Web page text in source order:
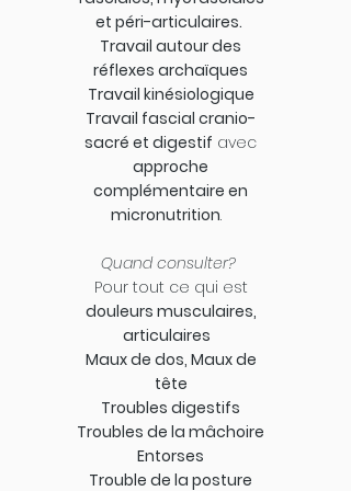
de vue santé, pouvoir solutionner
toutes ces douleurs qui t’ont toujours
pourries la vie.
Imagine toi simplement être toi
même.
Grâce à mon Accompagnement
Coaching Holistique je t’aide à devenir
cette personne.
​Qu'est ce que l'accompagnement? ​
1 Suivi personnalisé de 3 mois,
1er rdv Bilan
1 rendez-vous hebdomadaire
1 Groupe privé de discussion 7j/7
et péri-articulaires.
Travail autour des
réflexes archaïques
Travail kinésiologique
Travail fascial cranio-
sacré et digestif avec
approche
complémentaire en
micronutrition.
Quand consulter?
Pour tout ce qui est
douleurs musculaires,
articulaires
Maux de dos, Maux de
tête
Troubles digestifs
Troubles de la mâchoire
Entorses
Trouble de la posture